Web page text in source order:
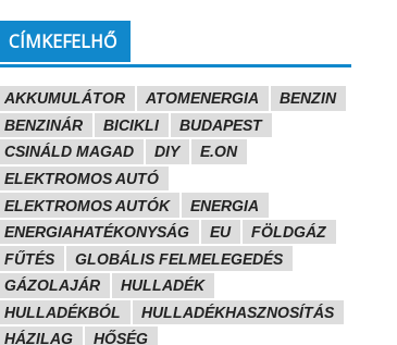
CÍMKEFELHŐ
AKKUMULÁTOR ATOMENERGIA
BENZIN
BENZINÁR
BICIKLI
BUDAPEST
CSINÁLD MAGAD
DIY
E.ON
ELEKTROMOS AUTÓ
ELEKTROMOS AUTÓK
ENERGIA
ENERGIAHATÉKONYSÁG
EU
FÖLDGÁZ
FŰTÉS
GLOBÁLIS FELMELEGEDÉS
GÁZOLAJÁR
HULLADÉK
HULLADÉKBÓL
HULLADÉKHASZNOSÍTÁS
HÁZILAG
HŐSÉG